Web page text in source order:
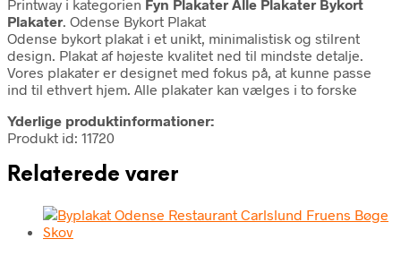
Printway i kategorien Fyn Plakater Alle Plakater Bykort
Plakater. Odense Bykort Plakat
Odense bykort plakat i et unikt, minimalistisk og stilrent
design. Plakat af højeste kvalitet ned til mindste detalje.
Vores plakater er designet med fokus på, at kunne passe
ind til ethvert hjem. Alle plakater kan vælges i to forske
Yderlige produktinformationer:
Produkt id: 11720
Relaterede varer